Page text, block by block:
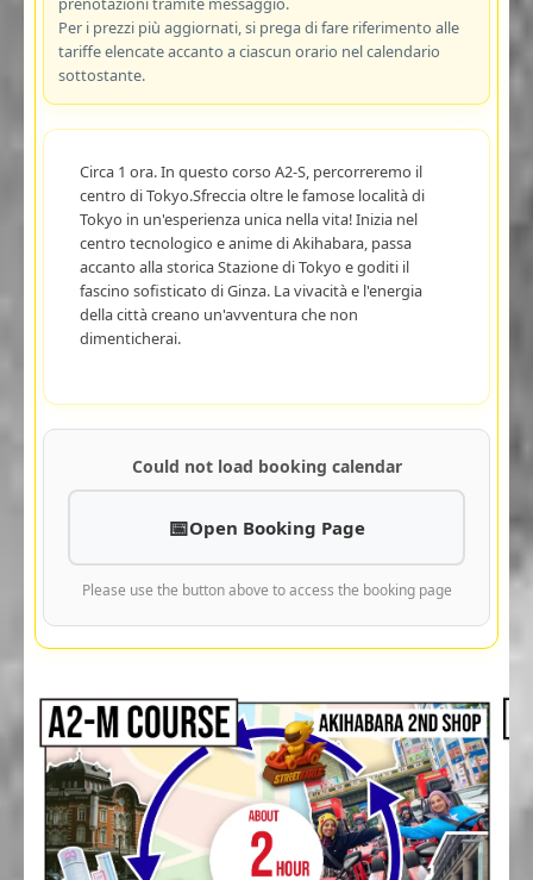
Per i prezzi più aggiornati, si prega di fare riferimento alle
tariffe elencate accanto a ciascun orario nel calendario
sottostante.
Circa 1 ora. In questo corso A2-S, percorreremo il
centro di Tokyo.Sfreccia oltre le famose località di
Tokyo in un'esperienza unica nella vita! Inizia nel
centro tecnologico e anime di Akihabara, passa
accanto alla storica Stazione di Tokyo e goditi il
fascino sofisticato di Ginza. La vivacità e l'energia
della città creano un'avventura che non
dimenticherai.
Could not load booking calendar
Open Booking Page
Please use the button above to access the booking page